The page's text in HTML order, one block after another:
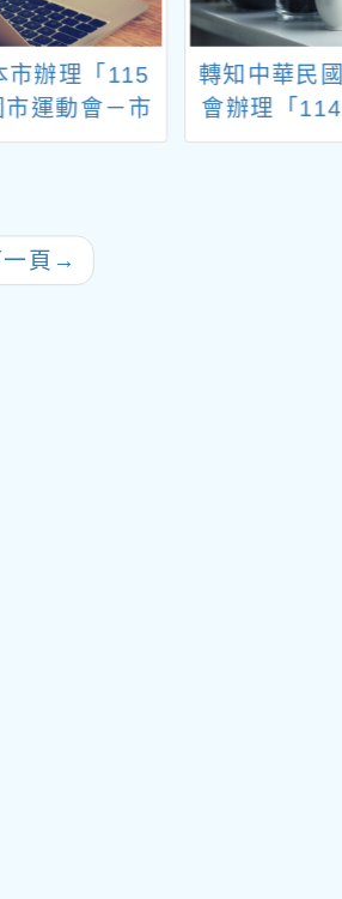
市辦理「115
市運動會－市
獅運動錦標賽
全民運動會
賽」
轉知中華民
會辦理「
理事長盃射
頁 →